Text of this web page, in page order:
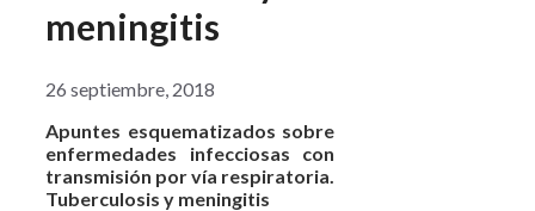
meningitis
26 septiembre, 2018
Apuntes esquematizados sobre
enfermedades infecciosas con
transmisión por vía respiratoria.
Tuberculosis y meningitis